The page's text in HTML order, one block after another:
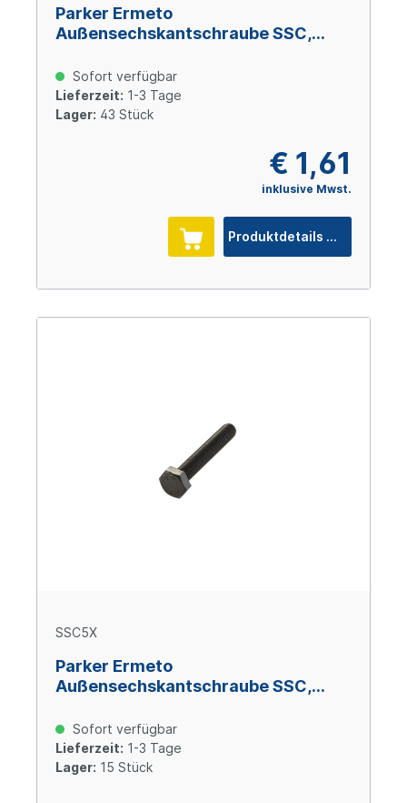
Parker Ermeto
Außensechskantschraube SSC,
Cr(VI)-frei
Sofort verfügbar
Lieferzeit: 1-3 Tage
Lager: 43 Stück
€ 1,61
inklusive Mwst.
Produktdetails
SSC5X
Parker Ermeto
Außensechskantschraube SSC,
Cr(VI)-frei
Sofort verfügbar
Lieferzeit: 1-3 Tage
Lager: 15 Stück